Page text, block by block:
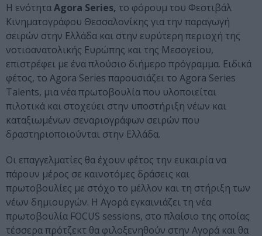
Η ενότηταAgora Series, το φόρουμ του Φεστιβάλ
Κινηματογράφου Θεσσαλονίκης για την παραγωγή
σειρών στην Ελλάδα και στην ευρύτερη περιοχή της
νοτιοανατολικής Ευρώπης και της Μεσογείου,
επιστρέφει με ένα πλούσιο διήμερο πρόγραμμα. Ειδικά
φέτος, το Agora Series παρουσιάζει το Agora Series
Talents, μια νέα πρωτοβουλία που υλοποιείται
πιλοτικά και στοχεύει στην υποστήριξη νέων και
καταξιωμένων σεναριογράφων σειρών που
δραστηριοποιούνται στην Ελλάδα.
Οι επαγγελματίες θα έχουν φέτος την ευκαιρία να
πάρουν μέρος σε καινοτόμες δράσεις και
πρωτοβουλίες με στόχο το μέλλον και τη στήριξη των
νέων δημιουργών. Η Αγορά εγκαινιάζει τη νέα
πρωτοβουλία FOCUS sessions, στο πλαίσιο της οποίας
τέσσερα πρότζεκτ θα φιλοξενηθούν στην Αγορά και θα